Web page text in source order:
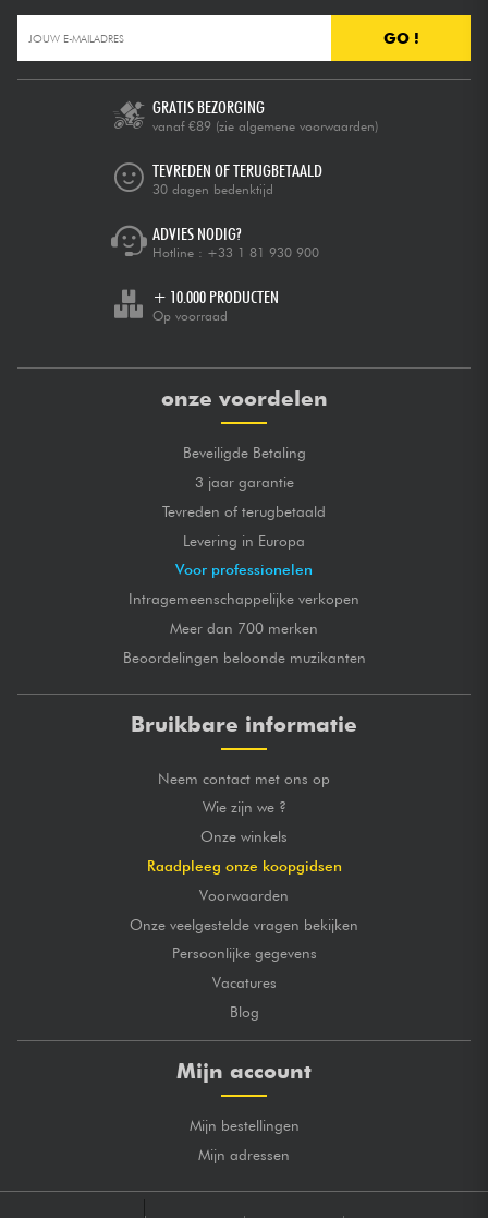
GO !
GRATIS BEZORGING
vanaf €89 (zie algemene voorwaarden)
TEVREDEN OF TERUGBETAALD
30 dagen bedenktijd
ADVIES NODIG?
Hotline : +33 1 81 930 900
+ 10.000 PRODUCTEN
Op voorraad
onze voordelen
Beveiligde Betaling
3 jaar garantie
Tevreden of terugbetaald
Levering in Europa
Voor professionelen
Intragemeenschappelijke verkopen
Meer dan 700 merken
Beoordelingen beloonde muzikanten
Bruikbare informatie
Neem contact met ons op
Wie zijn we ?
Onze winkels
Raadpleeg onze koopgidsen
Voorwaarden
Onze veelgestelde vragen bekijken
Persoonlijke gegevens
Vacatures
Blog
Mijn account
Mijn bestellingen
Mijn adressen